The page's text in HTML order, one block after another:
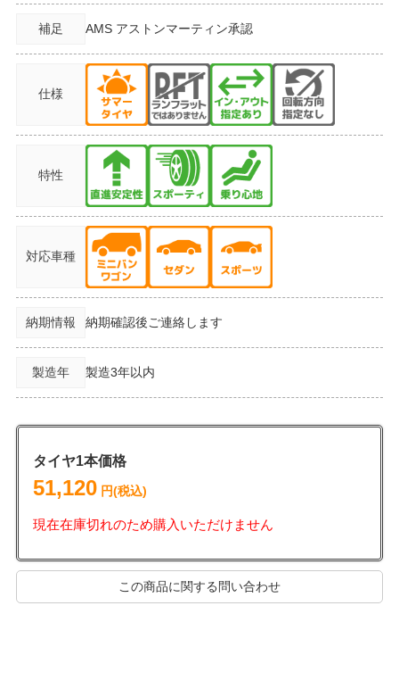
補足 AMS アストンマーティン承認
仕様
特性
対応車種
納期情報 納期確認後ご連絡します
製造年 製造3年以内
タイヤ1本価格
51,120円(税込)
現在在庫切れのため購入いただけません
この商品に関する問い合わせ